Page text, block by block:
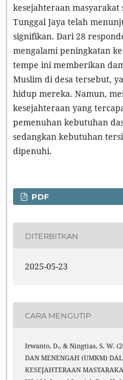
kesejahteraan masyarakat
Tunggal Jaya telah
signifikan. Dari 28
mengalami peningkatan
tempe ini memberikan
Muslim di desa tersebut,
hidup mereka. Namun,
kesejahteraan yang
pemenuhan kebutuhan
sedangkan kebutuhan
dipenuhi.
PDF
DITERBITKAN
2025-05-23
CARA MENGUTIP
Irwanto, D., & Ningtias, S. W.
DAN MENENGAH (UMKM)
KESEJAHTERAAN